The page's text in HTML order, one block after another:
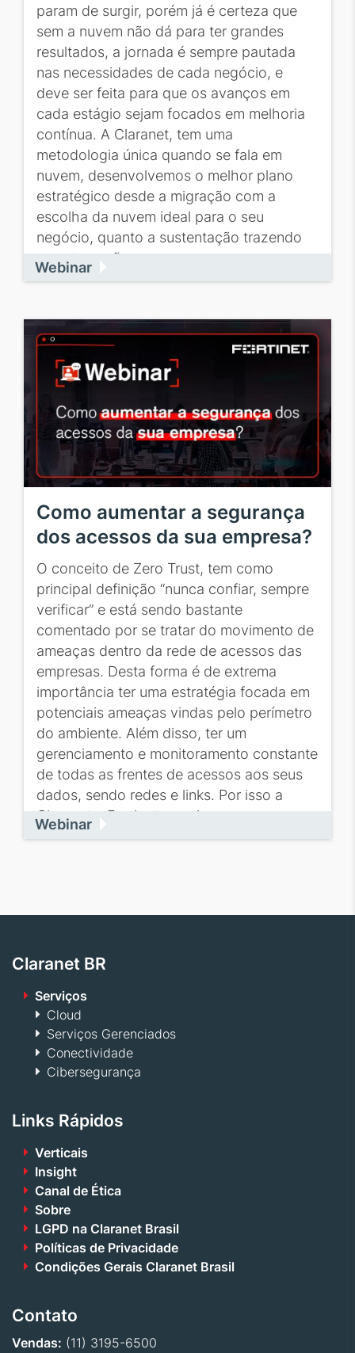
param de surgir, porém já é certeza que
sem a nuvem não dá para ter grandes
resultados, a jornada é sempre pautada
nas necessidades de cada negócio, e
deve ser feita para que os avanços em
cada estágio sejam focados em melhoria
contínua. A Claranet, tem uma
metodologia única quando se fala em
nuvem, desenvolvemos o melhor plano
estratégico desde a migração com a
escolha da nuvem ideal para o seu
negócio, quanto a sustentação trazendo
as automações...
Webinar
Como aumentar a segurança
dos acessos da sua empresa?
O conceito de Zero Trust, tem como
principal definição “nunca confiar, sempre
verificar” e está sendo bastante
comentado por se tratar do movimento de
ameaças dentro da rede de acessos das
empresas. Desta forma é de extrema
importância ter uma estratégia focada em
potenciais ameaças vindas pelo perímetro
do ambiente. Além disso, ter um
gerenciamento e monitoramento constante
de todas as frentes de acessos aos seus
dados, sendo redes e links. Por isso a
Claranet e Fortinet se uniram para...
Webinar
Claranet BR
Serviços
Cloud
Serviços Gerenciados
Conectividade
Cibersegurança
Links Rápidos
Verticais
Insight
Canal de Ética
Sobre
LGPD na Claranet Brasil
Políticas de Privacidade
Condições Gerais Claranet Brasil
Contato
Vendas: (11) 3195-6500